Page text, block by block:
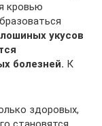
кровью
укусов
болезней. К
здоровых,